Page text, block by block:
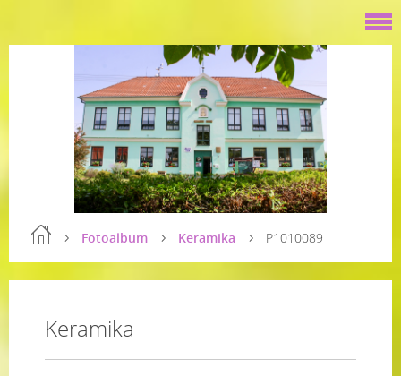
Fotoalbum Keramika P1010089
Keramika